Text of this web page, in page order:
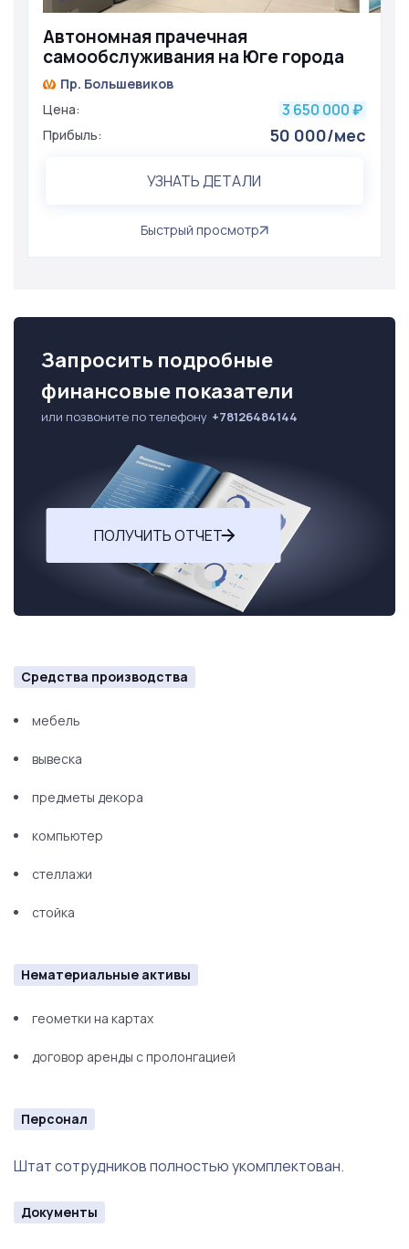
Автономная прачечная
самообслуживания на Юге города
Пр. Большевиков
Цена:
3 650 000 ₽
Прибыль: 50 000/мес
УЗНАТЬ ДЕТАЛИ
Быстрый просмотр
Запросить подробные
финансовые показатели
или позвоните по телефону +78126484144
ПОЛУЧИТЬ ОТЧЕТ
Средства производства
мебель
вывеска
предметы декора
компьютер
стеллажи
стойка
Нематериальные активы
геометки на картах
договор аренды с пролонгацией
Персонал
Штат сотрудников полностью укомплектован.
Документы